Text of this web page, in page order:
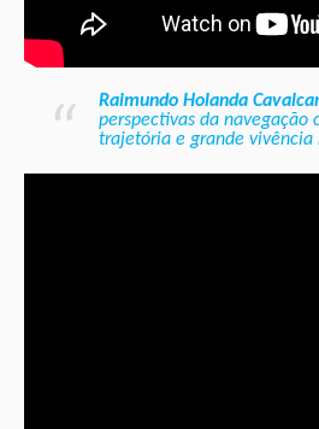
Raimundo Holanda
perspectivas da navegação
trajetória e grande vivência